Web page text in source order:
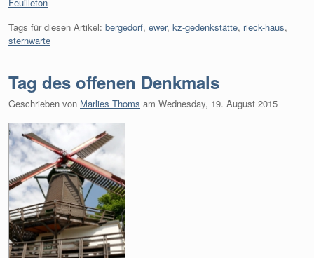
Feuilleton
Tags für diesen Artikel: bergedorf, ewer, kz-gedenkstätte, rieck-haus,
sternwarte
Tag des offenen Denkmals
Geschrieben von Marlies Thoms am Wednesday, 19. August 2015